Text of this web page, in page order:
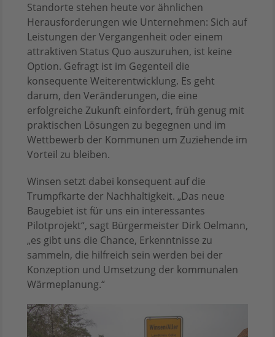
Standorte stehen heute vor ähnlichen
Herausforderungen wie Unternehmen: Sich auf
Leistungen der Vergangenheit oder einem
attraktiven Status Quo auszuruhen, ist keine
Option. Gefragt ist im Gegenteil die
konsequente Weiterentwicklung. Es geht
darum, den Veränderungen, die eine
erfolgreiche Zukunft einfordert, früh genug mit
praktischen Lösungen zu begegnen und im
Wettbewerb der Kommunen um Zuziehende im
Vorteil zu bleiben.
Winsen setzt dabei konsequent auf die
Trumpfkarte der Nachhaltigkeit. „Das neue
Baugebiet ist für uns ein interessantes
Pilotprojekt“, sagt Bürgermeister Dirk Oelmann,
„es gibt uns die Chance, Erkenntnisse zu
sammeln, die hilfreich sein werden bei der
Konzeption und Umsetzung der kommunalen
Wärmeplanung.“